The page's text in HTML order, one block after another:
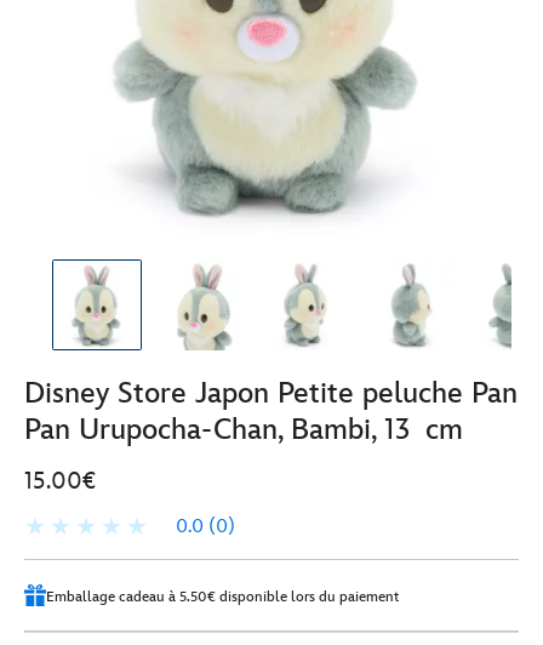
Disney Store Japon Petite peluche Pan
Pan Urupocha-Chan, Bambi, 13 cm
15.00€
0.0 (0)
Emballage cadeau à 5.50€ disponible lors du paiement